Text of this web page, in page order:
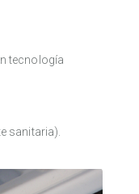
tecnología
sanitaria).